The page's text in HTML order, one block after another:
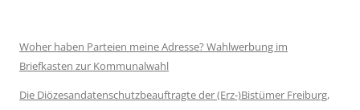
Woher haben Parteien meine Adresse? Wahlwerbung im
Briefkasten zur Kommunalwahl
Die Diözesandatenschutzbeauftragte der (Erz-)Bistümer Freiburg,